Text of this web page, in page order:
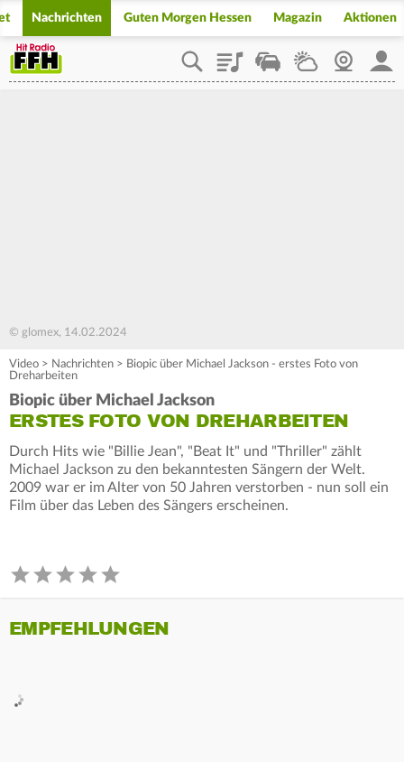
Nachrichten Guten Morgen Hessen Magazin Aktionen
PlaylistStaupilotWetterWebcam
© glomex, 14.02.2024
Video > Nachrichten > Biopic über Michael Jackson - erstes Foto von
Dreharbeiten
Biopic über Michael Jackson
ERSTES FOTO VON DREHARBEITEN
Durch Hits wie "Billie Jean", "Beat It" und "Thriller" zählt
Michael Jackson zu den bekanntesten Sängern der Welt.
2009 war er im Alter von 50 Jahren verstorben - nun soll ein
Film über das Leben des Sängers erscheinen.
EMPFEHLUNGEN